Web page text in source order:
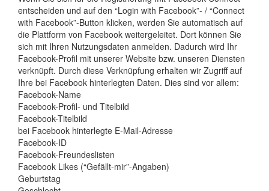
entscheiden und auf den “Login with Facebook”- / “Connect
with Facebook”-Button klicken, werden Sie automatisch auf
die Plattform von Facebook weitergeleitet. Dort können Sie
sich mit Ihren Nutzungsdaten anmelden. Dadurch wird Ihr
Facebook-Profil mit unserer Website bzw. unseren Diensten
verknüpft. Durch diese Verknüpfung erhalten wir Zugriff auf
Ihre bei Facebook hinterlegten Daten. Dies sind vor allem:
Facebook-Name
Facebook-Profil- und Titelbild
Facebook-Titelbild
bei Facebook hinterlegte E-Mail-Adresse
Facebook-ID
Facebook-Freundeslisten
Facebook Likes (“Gefällt-mir”-Angaben)
Geburtstag